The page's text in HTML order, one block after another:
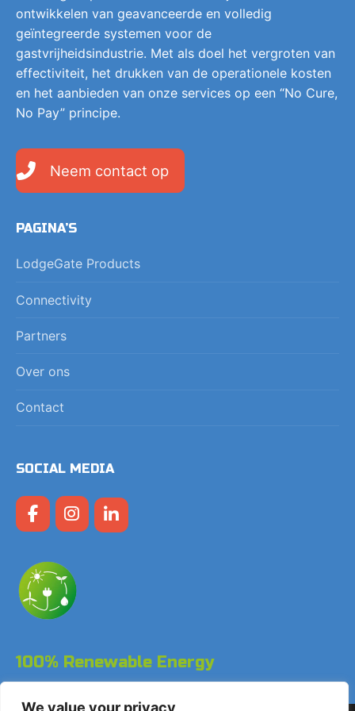
We value your privacy
ontwikkelen van geavanceerde en volledig
geïntegreerde systemen voor de
gastvrijheidsindustrie. Met als doel het vergroten van
effectiviteit, het drukken van de operationele kosten
en het aanbieden van onze services op een “No Cure,
No Pay” principe.
Neem contact op
PAGINA’S
LodgeGate Products
Connectivity
Partners
Over ons
Contact
SOCIAL MEDIA
100% Renewable Energy